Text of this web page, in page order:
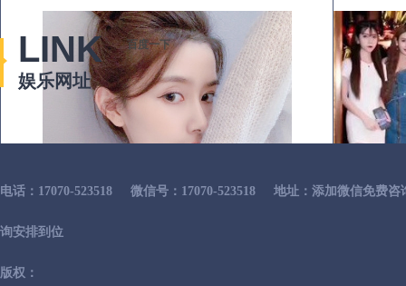
LINK
娱乐网址
百度一下
电话：17070-523518 微信号：17070-523518 地址：添加微信免费
询安排到位
版权：